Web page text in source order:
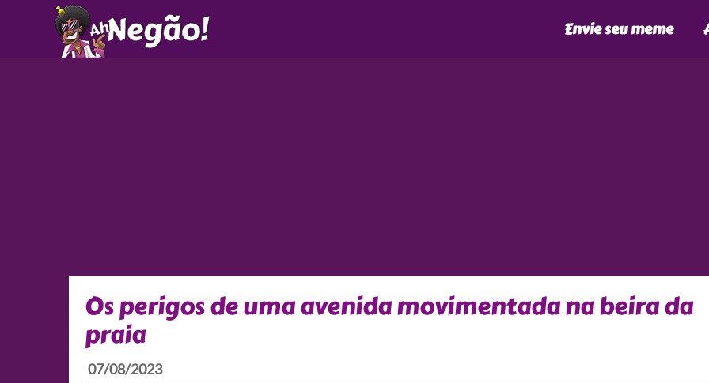
Envie seu meme
Os perigos de uma avenida movimentada na beira da
praia
07/08/2023